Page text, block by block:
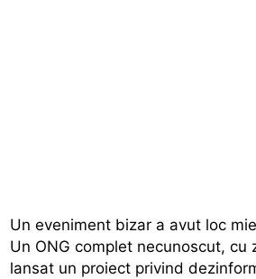
Un eveniment bizar a avut loc
Un ONG complet necunoscut, cu
lansat un proiect privind